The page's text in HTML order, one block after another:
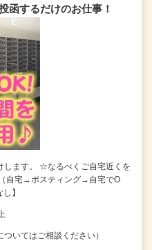
するだけのお仕事！
します。 ☆なるべくご自宅近くを
自宅→ポスティング→自宅でO
】
いてはご相談ください）